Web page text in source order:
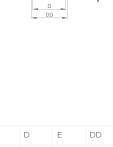
D E DD